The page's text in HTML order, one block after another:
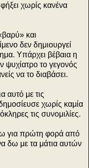
χωρίς κανένα
και
δεν δημιουργεί
Υπάρχει βέβαια η
ψυχίατρο το γεγονός
να το διαβάσει.
αυτό με τις
χωρίς καμία
τις συνομιλίες.
για πρώτη φορά από
δω με τα μάτια αυτών